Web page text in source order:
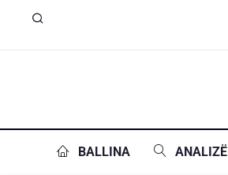
BALLINA ANALIZË